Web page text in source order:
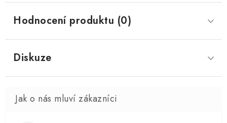
Hodnocení produktu (0)
Diskuze